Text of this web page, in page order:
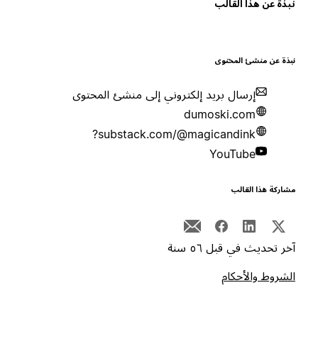
عن هذا القالب
عن منشئ المحتوى
إرسال بريد إلكتروني إلى منشئ المحتوى
dumoski.com
substack.com/@magicandink?
YouTube
هذا القالب
تحديث في قبل ٥٦ سنة
والأحكام